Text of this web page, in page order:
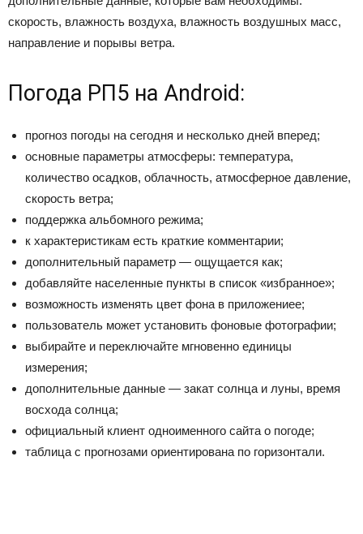
скорость, влажность воздуха, влажность воздушных масс,
направление и порывы ветра.
Погода РП5 на Android:
прогноз погоды на сегодня и несколько дней вперед;
основные параметры атмосферы: температура,
количество осадков, облачность, атмосферное давление,
скорость ветра;
поддержка альбомного режима;
к характеристикам есть краткие комментарии;
дополнительный параметр — ощущается как;
добавляйте населенные пункты в список «избранное»;
возможность изменять цвет фона в приложениее;
пользователь может установить фоновые фотографии;
выбирайте и переключайте мгновенно единицы
измерения;
дополнительные данные — закат солнца и луны, время
восхода солнца;
официальный клиент одноименного сайта о погоде;
таблица с прогнозами ориентирована по горизонтали.